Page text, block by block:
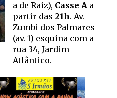
a de Raiz), Casse A a
partir das 21h. Av.
Zumbi dos Palmares
(av. 1) esquina com a
rua 34, Jardim
Atlântico.